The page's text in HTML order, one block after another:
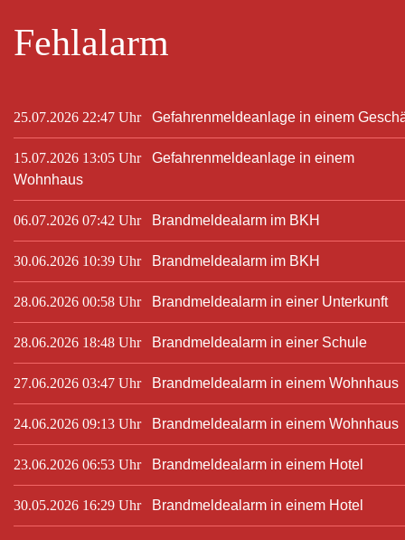
Fehlalarm
25.07.2026 22:47 Uhr Gefahrenmeldeanlage in einem
15.07.2026 13:05 Uhr
Gefahrenmeldeanlage in einem
Wohnhaus
06.07.2026 07:42 Uhr Brandmeldealarm im BKH
30.06.2026 10:39 Uhr Brandmeldealarm im BKH
28.06.2026 00:58 Uhr Brandmeldealarm in einer Unterkunft
28.06.2026 18:48 Uhr Brandmeldealarm in einer Schule
27.06.2026 03:47 Uhr Brandmeldealarm in einem Wohnhaus
24.06.2026 09:13 Uhr Brandmeldealarm in einem Wohnhaus
23.06.2026 06:53 Uhr Brandmeldealarm in einem Hotel
30.05.2026 16:29 Uhr Brandmeldealarm in einem Hotel